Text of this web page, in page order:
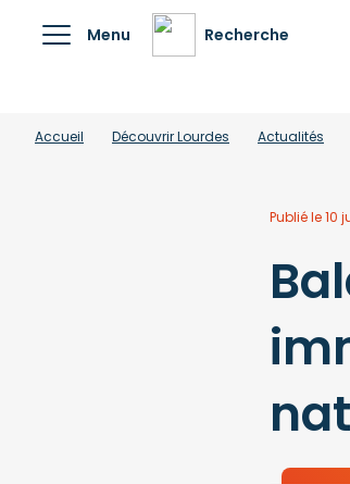
Menu Recherche
Accueil Découvrir Lourdes Actualités
Publié le 10